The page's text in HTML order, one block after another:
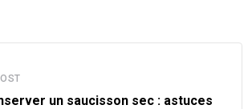
un saucisson sec : astuces